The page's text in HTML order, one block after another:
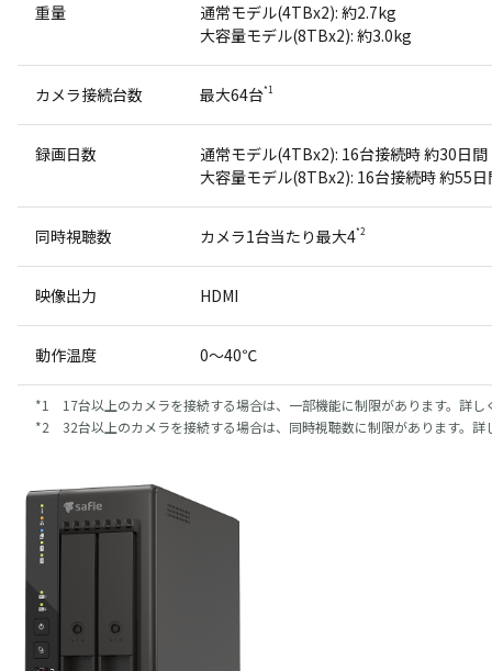
重量
通常モデル(4TBx2): 約2.7kg
大容量モデル(8TBx2): 約3.0kg
カメラ接続台数 最大64台*1
録画日数
通常モデル(4TBx2): 16台接続時 約30日間
大容量モデル(8TBx2): 16台接続時 約55日
同時視聴数 カメラ1台当たり最大4*2
映像出力 HDMI
動作温度 0～40℃
1 17台以上のカメラを接続する場合は、一部機能に制限があります。詳し
2 32台以上のカメラを接続する場合は、同時視聴数に制限があります。詳